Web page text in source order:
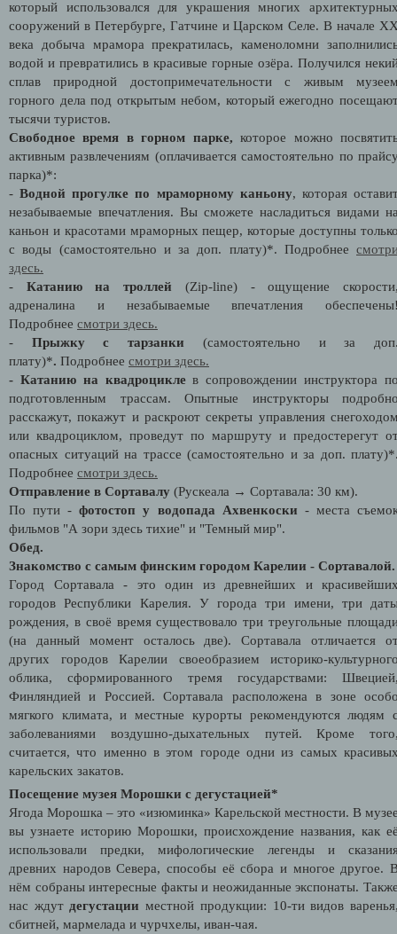
который использовался для украшения многих
сооружений в Петербурге, Гатчине и Царском Селе. В начале
века добыча мрамора прекратилась, каменоломни
водой и превратились в красивые горные озёра. Получился
сплав природной достопримечательности с живым
горного дела под открытым небом, который ежегодно
тысячи туристов.
Свободное время в горном парке, которое можно
активным развлечениям (оплачивается самостоятельно по
парка)*:
-Водной прогулке по мраморному каньону, которая
незабываемые впечатления. Вы сможете насладиться видами
каньон и красотами мраморных пещер, которые доступны
с воды (самостоятельно и за доп. плату)*. Подробнее
здесь.
- Катанию на троллей (Zip-line) - ощущение
адреналина и незабываемые впечатления
Подробнее смотри здесь.
- Прыжку с тарзанки (самостоятельно и за
плату)*. Подробнее смотри здесь.
- Катанию на квадроциклев сопровождении инструктора
подготовленным трассам. Опытные инструкторы
расскажут, покажут и раскроют секреты управления
или квадроциклом, проведут по маршруту и предостерегут
опасных ситуаций на трассе (самостоятельно и за доп.
Подробнее смотри здесь.
Отправление в Сортавалу (Рускеала → Сортавала: 30 км).
По пути - фотостоп у водопада Ахвенкоски - места
фильмов "А зори здесь тихие" и "Темный мир".
Обед.
Знакомство с самым финским городом Карелии -
Город Сортавала - это один из древнейших и
городов Республики Карелия. У города три имени, три
рождения, в своё время существовало три треугольные
(на данный момент осталось две). Сортавала отличается
других городов Карелии своеобразием историко-
облика, сформированного тремя государствами:
Финляндией и Россией. Сортавала расположена в зоне
мягкого климата, и местные курорты рекомендуются людям
заболеваниями воздушно-дыхательных путей. Кроме
считается, что именно в этом городе одни из самых
карельских закатов.
Посещение музея Морошки с дегустацией*
Ягода Морошка – это «изюминка» Карельской местности. В
вы узнаете историю Морошки, происхождение названия, как
использовали предки, мифологические легенды и
древних народов Севера, способы её сбора и многое другое.
нём собраны интересные факты и неожиданные экспонаты.
нас ждут дегустации местной продукции: 10-ти видов
сбитней, мармелада и чурчхелы, иван-чая.